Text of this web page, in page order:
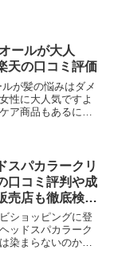
ールが大人
天の口コミ評価
が髪の悩みはダメ
性に大人気ですよ
ア商品もあるにも
由を口コミ評価か
最安値ショップ情
ので、ぜひお役立
スパカラークリ
口コミ評判や成
売店も徹底検
ショッピングに登
ッドスパカラーク
染まらないのか口